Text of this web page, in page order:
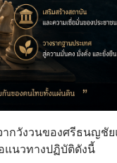
กวังวนของศรีธนญชัย
แนวทางปฏิบัติดังนี้